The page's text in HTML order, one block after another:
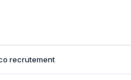
recrutement